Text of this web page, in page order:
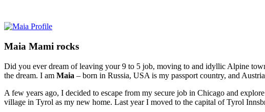
Maia Mami rocks
Did you ever dream of leaving your 9 to 5 job, moving to and idyllic Alpine
the dream. I am Maia – born in Russia, USA is my passport country, and
A few years ago, I decided to escape from my secure job in Chicago and
village in Tyrol as my new home. Last year I moved to the capital of Tyrol